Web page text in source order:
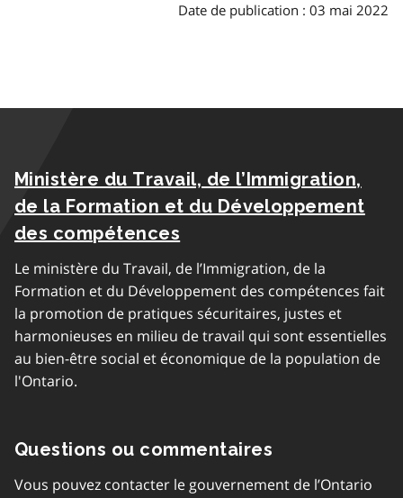
Date de publication : 03 mai 2022
Ministère du Travail, de l’Immigration,
de la Formation et du Développement
des compétences
Le ministère du Travail, de l’Immigration, de la
Formation et du Développement des compétences fait
la promotion de pratiques sécuritaires, justes et
harmonieuses en milieu de travail qui sont essentielles
au bien-être social et économique de la population de
l'Ontario.
Questions ou commentaires
Vous pouvez contacter le gouvernement de l’Ontario